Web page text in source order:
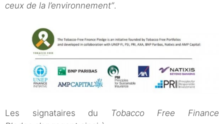
ceux de la l’environnement”.
Les signataires du
Tobacco Free Finance